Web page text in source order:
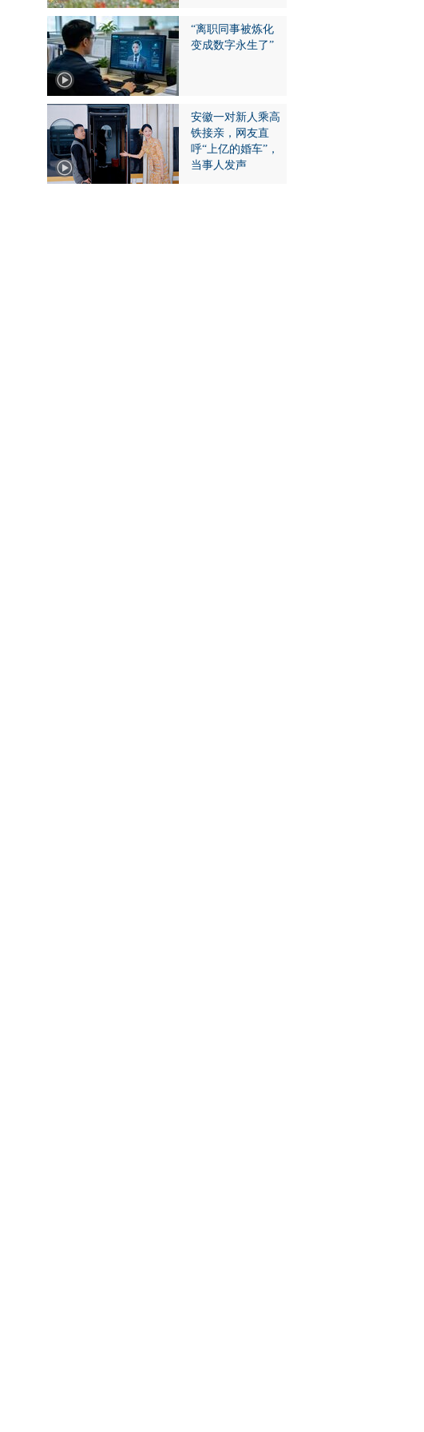
“离职同事被炼化
变成数字永生了”
安徽一对新人乘高
铁接亲，网友直
呼“上亿的婚车”，
当事人发声